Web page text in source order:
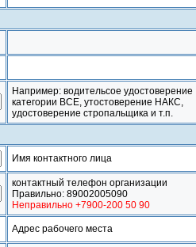
Например: водительсое удостоверение
категории ВСЕ, утостоверение НАКС,
удостоверение стропальщика и т.п.
Имя контактного лица
контактный телефон организации
Правильно: 89002005090
Неправильно +7900-200 50 90
Адрес рабочего места